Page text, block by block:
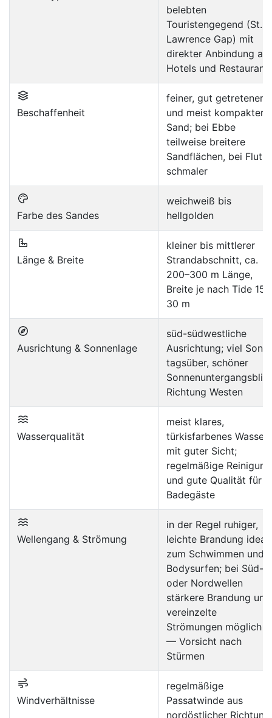
belebten
Touristengegend (St.
Lawrence Gap) mit
direkter Anbindung an
Hotels und
Beschaffenheit
feiner, gut getretener
und meist kompakter
Sand; bei Ebbe
teilweise breitere
Sandflächen, bei Flut
schmaler
Farbe des Sandes
weichweiß bis
hellgolden
Länge & Breite
kleiner bis mittlerer
Strandabschnitt, ca.
200–300 m Länge,
Breite je nach Tide 15–
30 m
Ausrichtung & Sonnenlage
süd-südwestliche
Ausrichtung; viel
tagsüber, schöner
Richtung Westen
Wasserqualität
meist klares,
türkisfarbenes Wasser
mit guter Sicht;
regelmäßige Reinigung
und gute Qualität für
Badegäste
Wellengang & Strömung
in der Regel ruhiger,
leichte Brandung ideal
zum Schwimmen und
Bodysurfen; bei Süd-
oder Nordwellen
stärkere Brandung und
vereinzelte
Strömungen möglich
— Vorsicht nach
Stürmen
Windverhältnisse
regelmäßige
Passatwinde aus
nordöstlicher Richtung,